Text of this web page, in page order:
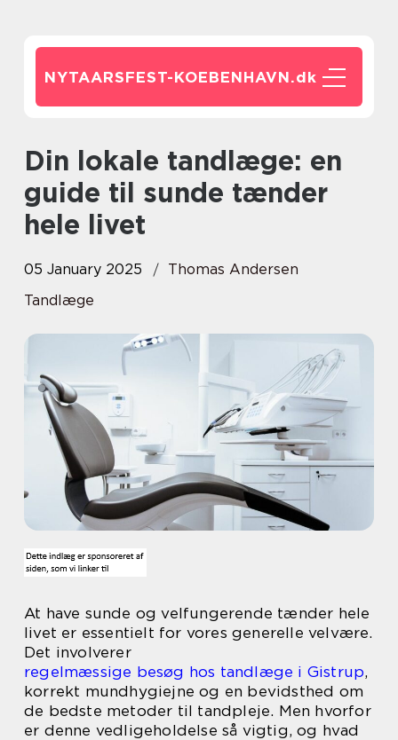
NYTAARSFEST-KOEBENHAVN.dk
Din lokale tandlæge: en
guide til sunde tænder
hele livet
05 January 2025
Thomas Andersen
Tandlæge
At have sunde og velfungerende tænder hele
livet er essentielt for vores generelle velvære.
Det involverer
regelmæssige besøg hos tandlæge i Gistrup,
korrekt mundhygiejne og en bevidsthed om
de bedste metoder til tandpleje. Men hvorfor
er denne vedligeholdelse så vigtig, og hvad